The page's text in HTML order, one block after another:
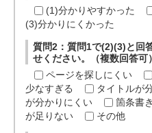
(1)分かりやすかった
(3)分かりにくかった
質問2：質問1で(2)(3)と回
せください。（複数回答可）
ページを探しにくい
少なすぎる
タイトルが
が分かりにくい
箇条書
が足りない
その他